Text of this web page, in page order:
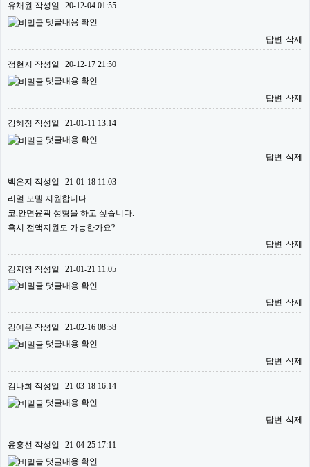
유채원 작성일
20-12-04 01:55
댓글내용 확인
답변 삭제
정현지 작성일
20-12-17 21:50
댓글내용 확인
답변 삭제
강혜정 작성일
21-01-11 13:14
댓글내용 확인
답변 삭제
백은지 작성일
21-01-18 11:03
리얼 모델 지원합니다
코,안면윤곽 성형을 하고 싶습니다.
혹시 전액지원도 가능한가요?
답변 삭제
김지영 작성일
21-01-21 11:05
댓글내용 확인
답변 삭제
김예은 작성일
21-02-16 08:58
댓글내용 확인
답변 삭제
김나희 작성일
21-03-18 16:14
댓글내용 확인
답변 삭제
윤홍선 작성일
21-04-25 17:11
댓글내용 확인